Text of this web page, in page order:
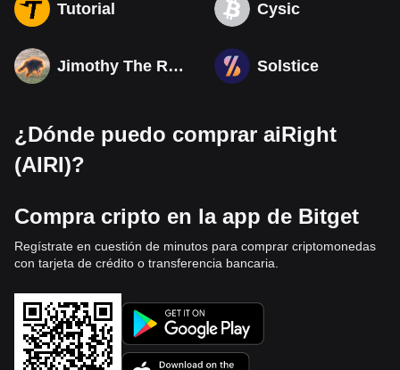
Tutorial Cysic
Jimothy The Raccoon Solstice
¿Dónde puedo comprar aiRight
(AIRI)?
Compra cripto en la app de Bitget
Regístrate en cuestión de minutos para comprar criptomonedas
con tarjeta de crédito o transferencia bancaria.